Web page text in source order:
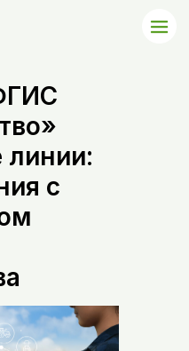
линии:
с